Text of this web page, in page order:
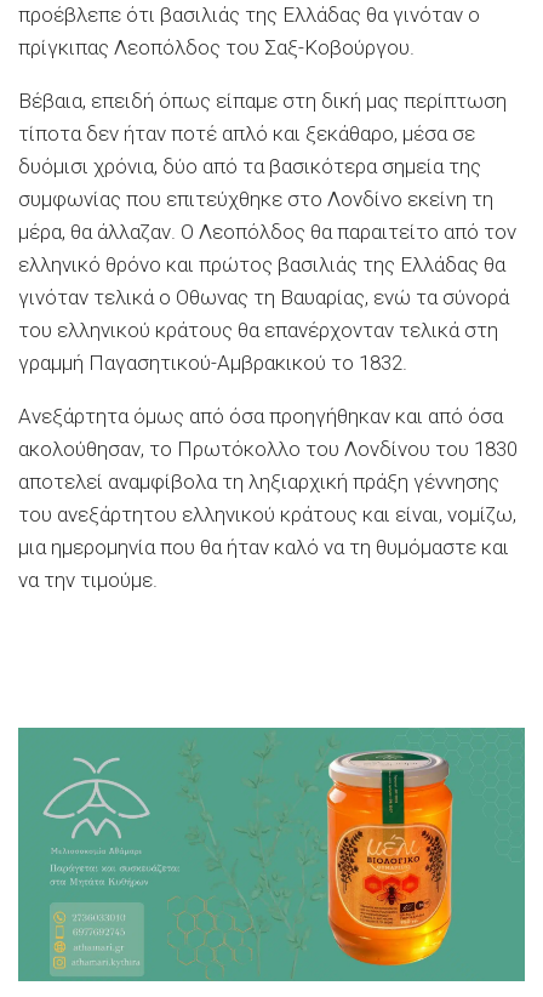
προέβλεπε ότι βασιλιάς της Ελλάδας θα γινόταν ο
πρίγκιπας Λεοπόλδος του Σαξ-Κοβούργου.
Βέβαια, επειδή όπως είπαμε στη δική μας περίπτωση
τίποτα δεν ήταν ποτέ απλό και ξεκάθαρο, μέσα σε
δυόμισι χρόνια, δύο από τα βασικότερα σημεία της
συμφωνίας που επιτεύχθηκε στο Λονδίνο εκείνη τη
μέρα, θα άλλαζαν. Ο Λεοπόλδος θα παραιτείτο από τον
ελληνικό θρόνο και πρώτος βασιλιάς της Ελλάδας θα
γινόταν τελικά ο Οθωνας τη Βαυαρίας, ενώ τα σύνορά
του ελληνικού κράτους θα επανέρχονταν τελικά στη
γραμμή Παγασητικού-Αμβρακικού το 1832.
Ανεξάρτητα όμως από όσα προηγήθηκαν και από όσα
ακολούθησαν, το Πρωτόκολλο του Λονδίνου του 1830
αποτελεί αναμφίβολα τη ληξιαρχική πράξη γέννησης
του ανεξάρτητου ελληνικού κράτους και είναι, νομίζω,
μια ημερομηνία που θα ήταν καλό να τη θυμόμαστε και
να την τιμούμε.